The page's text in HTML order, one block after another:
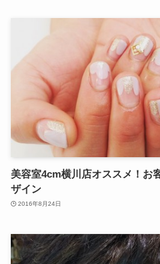
美容室4cm横川店オススメ！お
ザイン
2016年8月24日